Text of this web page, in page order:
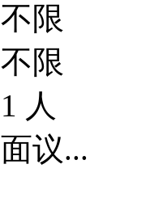
不限
不限
1 人
面议...